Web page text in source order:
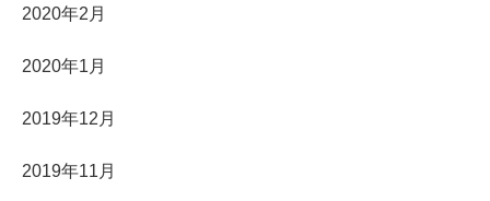
2020年2月
2020年1月
2019年12月
2019年11月